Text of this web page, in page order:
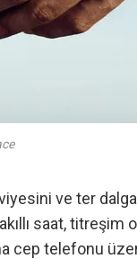
ve ter
saat, titreşim
cep telefonu